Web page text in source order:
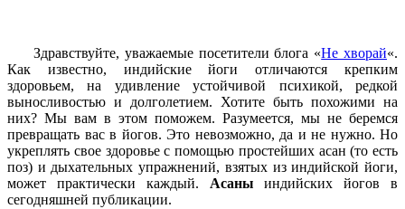
Здравствуйте, уважаемые посетители блога «Не хворай«.
Как известно, индийские йоги отличаются крепким
здоровьем, на удивление устойчивой психикой, редкой
выносливостью и долголетием. Хотите быть похожими на
них? Мы вам в этом поможем. Разумеется, мы не беремся
превращать вас в йогов. Это невозможно, да и не нужно. Но
укреплять свое здоровье с помощью простейших асан (то есть
поз) и дыхательных упражнений, взятых из индийской йоги,
может практически каждый. Асаныиндийских йогов в
сегодняшней публикации.